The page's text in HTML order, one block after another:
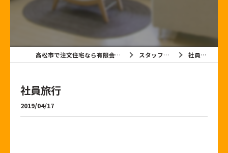
高松市で注文住宅なら有限会社黒石建設 スタッフブログ 社員旅行
社員旅行
2019/04/17